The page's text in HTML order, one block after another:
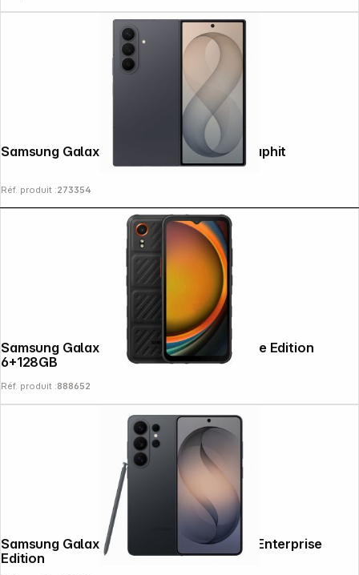
Samsung Galaxy Z Fold8 Ultra 512GB graphit
Réf. produit :273354
Samsung Galaxy XCover 7 noir Enterprise Edition
6+128GB
Réf. produit :888652
Samsung Galaxy S26 Ultra (256GB) noir Enterprise
Edition